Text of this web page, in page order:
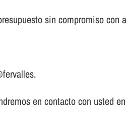
sin compromiso con
en contacto con usted